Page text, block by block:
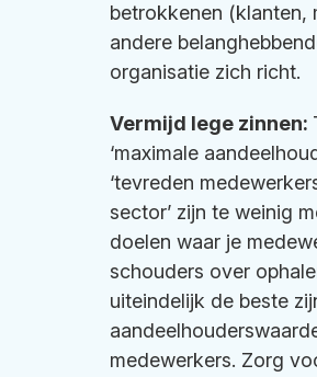
betrokkenen (klanten,
andere
organisatie zich richt.
Vermijd lege zinnen:
‘maximale
‘tevreden
sector’ zijn te weinig
doelen waar je
schouders over
uiteindelijk de beste
medewerkers. Zorg